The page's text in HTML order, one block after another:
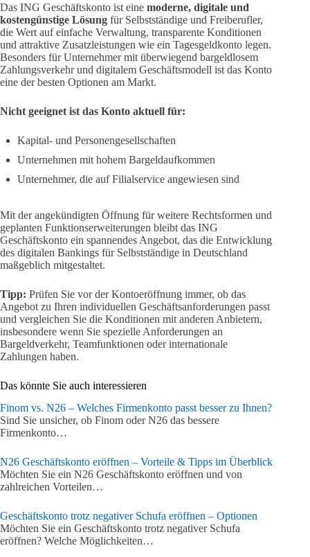
Das ING Geschäftskonto ist eine moderne, digitale und
kostengünstige Lösung für Selbstständige und Freiberufler,
die Wert auf einfache Verwaltung, transparente Konditionen
und attraktive Zusatzleistungen wie ein Tagesgeldkonto legen.
Besonders für Unternehmer mit überwiegend bargeldlosem
Zahlungsverkehr und digitalem Geschäftsmodell ist das Konto
eine der besten Optionen am Markt.
Nicht geeignet ist das Konto aktuell für:
Kapital- und Personengesellschaften
Unternehmen mit hohem Bargeldaufkommen
Unternehmer, die auf Filialservice angewiesen sind
Mit der angekündigten Öffnung für weitere Rechtsformen und
geplanten Funktionserweiterungen bleibt das ING
Geschäftskonto ein spannendes Angebot, das die Entwicklung
des digitalen Bankings für Selbstständige in Deutschland
maßgeblich mitgestaltet.
Tipp: Prüfen Sie vor der Kontoeröffnung immer, ob das
Angebot zu Ihren individuellen Geschäftsanforderungen passt
und vergleichen Sie die Konditionen mit anderen Anbietern,
insbesondere wenn Sie spezielle Anforderungen an
Bargeldverkehr, Teamfunktionen oder internationale
Zahlungen haben.
Das könnte Sie auch interessieren
Finom vs. N26 – Welches Firmenkonto passt besser zu Ihnen?
Sind Sie unsicher, ob Finom oder N26 das bessere
Firmenkonto…
N26 Geschäftskonto eröffnen – Vorteile & Tipps im Überblick
Möchten Sie ein N26 Geschäftskonto eröffnen und von
zahlreichen Vorteilen…
Geschäftskonto trotz negativer Schufa eröffnen – Optionen
Möchten Sie ein Geschäftskonto trotz negativer Schufa
eröffnen? Welche Möglichkeiten…